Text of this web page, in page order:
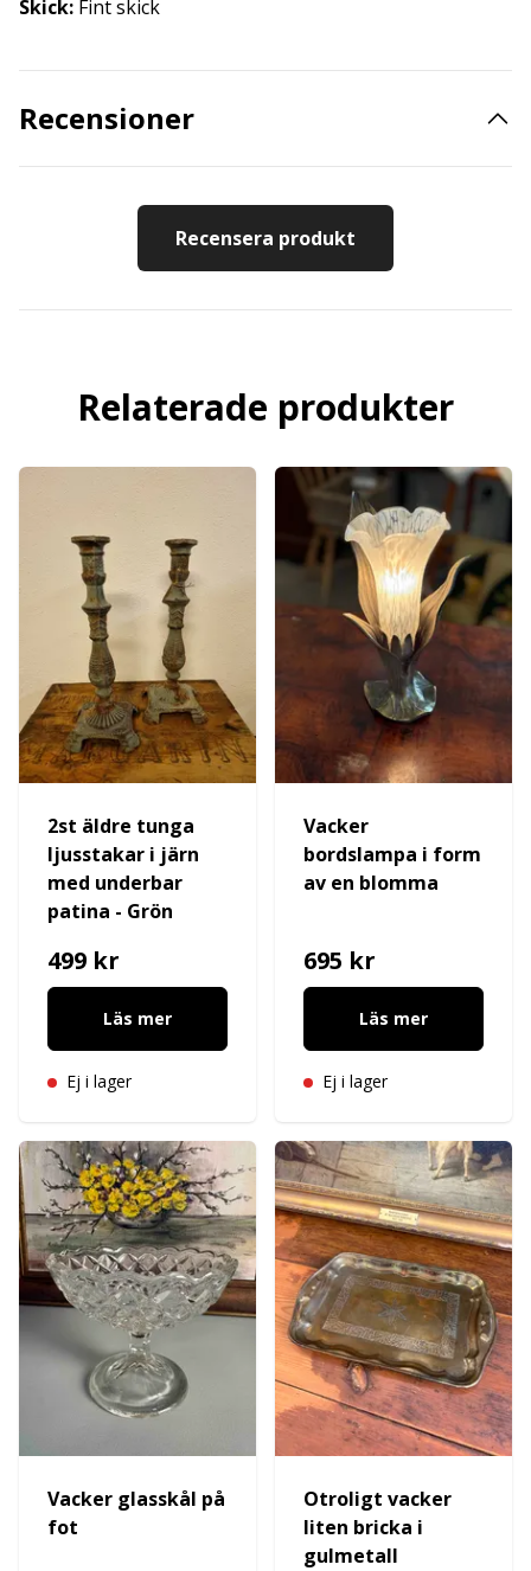
Skick: Fint skick
Recensioner
Recensera produkt
Relaterade produkter
2st äldre tunga
ljusstakar i järn
med underbar
patina - Grön
499 kr
Läs mer
Ej i lager
Vacker
bordslampa i form
av en blomma
695 kr
Läs mer
Ej i lager
Vacker glasskål på
fot
Otroligt vacker
liten bricka i
gulmetall